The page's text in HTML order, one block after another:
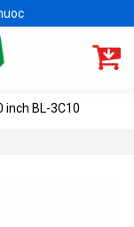
inch BL-3C10